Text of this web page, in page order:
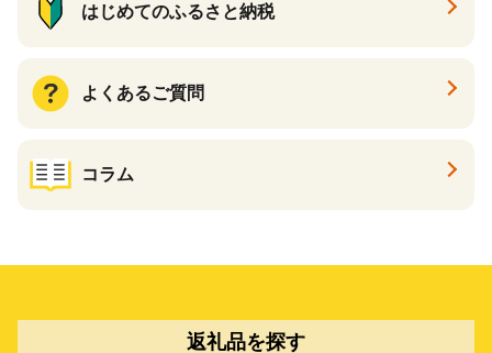
はじめてのふるさと納税
よくあるご質問
コラム
返礼品を探す